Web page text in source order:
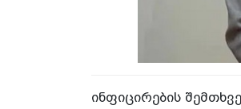
ინფიცირების